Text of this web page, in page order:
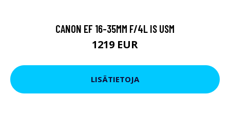
CANON EF 16-35MM F/4L IS USM
1219 EUR
LISÄTIETOJA